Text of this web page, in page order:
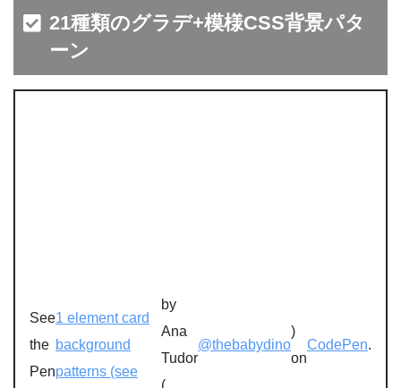
21種類のグラデ+模様CSS背景パタ
ーン
See
the
Pen
1 element card
background
patterns (see
by
Ana
Tudor
(
@thebabydino
)
on
CodePen.